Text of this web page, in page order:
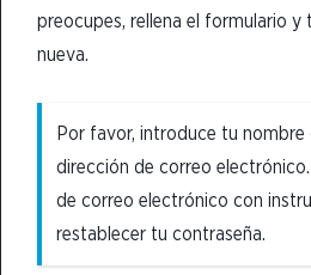
preocupes, rellena el formulario y
nueva.
Por favor, introduce tu nombre
dirección de correo
de correo electrónico con
restablecer tu contraseña.